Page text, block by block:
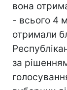
вона
- всього 4
отримали
за